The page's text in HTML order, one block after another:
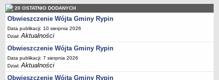
Dane teleadresowe
Tabela informacyjna
Czas pracy urzędu
Nr konta bankowego, NIP, REGON
Pracownicy urzędu - urząd gminy
Pracownicy urzędu - baza magazynowo - warsztatowa
20 OSTATNIO DODANYCH
Obwieszczenie Wójta Gminy Rypin
Data publikacji: 10 sierpnia 2026
Dział:Aktualności
Obwieszczenie Wójta Gminy Rypin
Data publikacji: 7 sierpnia 2026
Dział:Aktualności
Obwieszczenie Wójta Gminy Rypin